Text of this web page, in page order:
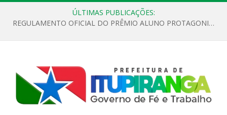
ÚLTIMAS PUBLICAÇÕES:
REGULAMENTO OFICIAL DO PRÊMIO ALUNO PROTAGONISTA – EDIÇÃO 2026